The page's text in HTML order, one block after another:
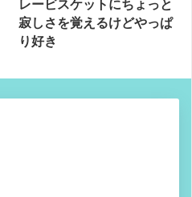
レービスケットにちょっと
寂しさを覚えるけどやっぱ
り好き